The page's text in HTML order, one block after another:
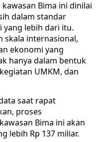
Bima ini dinilai
dalam standar
yang lebih dari itu.
skala internasional,
ekonomi yang
hanya dalam bentuk
UMKM, dan
saat rapat
proses
Bima ini akan
lebih Rp 137 miliar.